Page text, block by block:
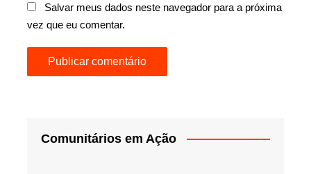
Salvar meus dados neste navegador para a próxima
vez que eu comentar.
Comunitários em Ação